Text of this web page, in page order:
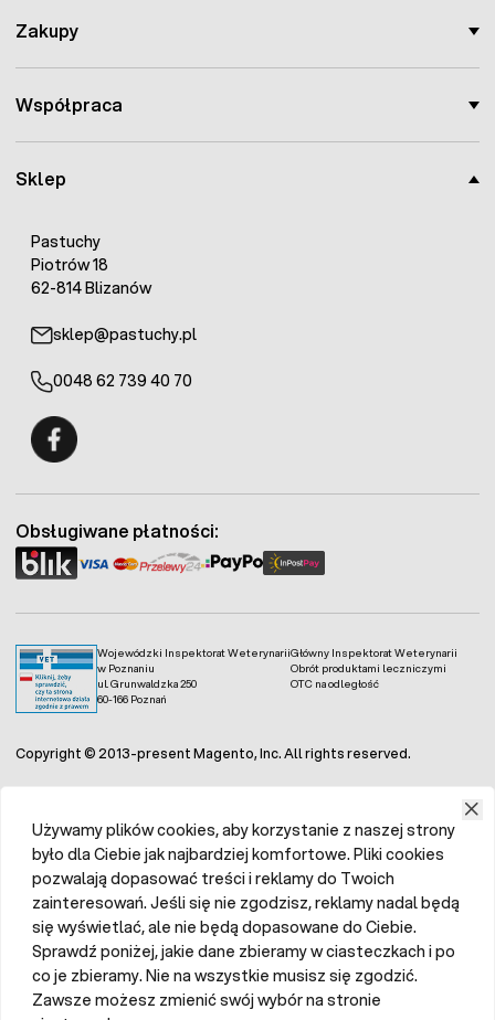
Sklep
Pastuchy
Piotrów 18
62-814 Blizanów
sklep@pastuchy.pl
0048 62 739 40 70
Zakupy
Współpraca
Wojewódzki Inspektorat Weterynarii
w Poznaniu
ul. Grunwaldzka 250
60-166 Poznań
Główny Inspektorat Weterynarii
Obrót produktami leczniczymi
OTC na odległość
Obsługiwane płatności:
Copyright © 2013-present Magento, Inc. All rights reserved.
Używamy plików cookies, aby korzystanie z naszej strony
było dla Ciebie jak najbardziej komfortowe. Pliki cookies
pozwalają dopasować treści i reklamy do Twoich
zainteresowań. Jeśli się nie zgodzisz, reklamy nadal będą
się wyświetlać, ale nie będą dopasowane do Ciebie.
Sprawdź poniżej, jakie dane zbieramy w ciasteczkach i po
co je zbieramy. Nie na wszystkie musisz się zgodzić.
Zawsze możesz zmienić swój wybór na stronie